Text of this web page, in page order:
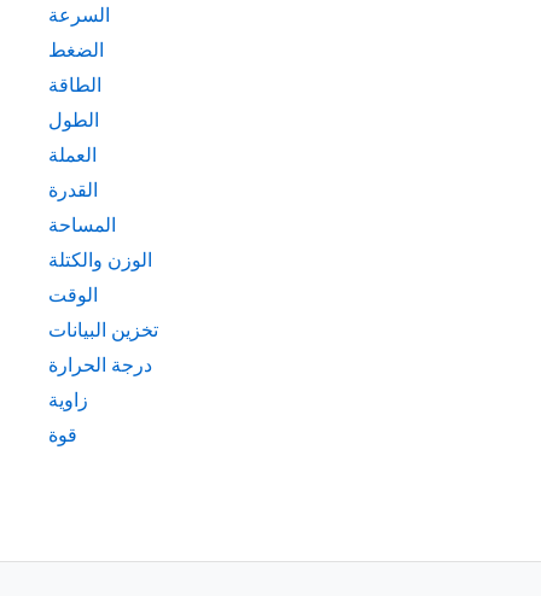
السرعة
الضغط
الطاقة
الطول
العملة
القدرة
المساحة
الوزن والكتلة
الوقت
تخزين البيانات
درجة الحرارة
زاوية
قوة